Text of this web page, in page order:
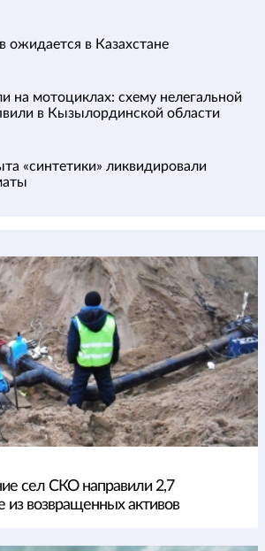
ожидается в Казахстане
на мотоциклах: схему нелегальной
в Кызылординской области
«синтетики» ликвидировали
сел СКО направили 2,7
из возвращенных активов